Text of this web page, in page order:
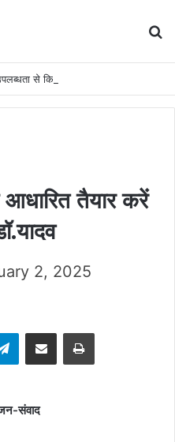
आधारित तैयार करें
2, 2025
TelegramShare via Email Print
संवाद